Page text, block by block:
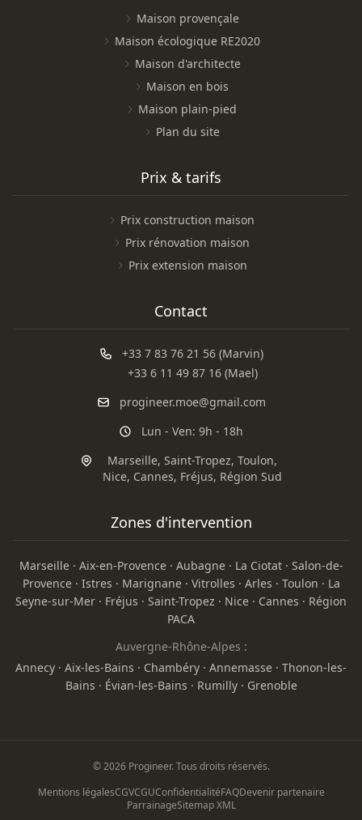
Maison provençale
Maison écologique RE2020
Maison d'architecte
Maison en bois
Maison plain-pied
Plan du site
Prix & tarifs
Prix construction maison
Prix rénovation maison
Prix extension maison
Contact
+33 7 83 76 21 56 (Marvin)
+33 6 11 49 87 16 (Mael)
progineer.moe@gmail.com
Lun - Ven: 9h - 18h
Marseille, Saint-Tropez, Toulon,
Nice, Cannes, Fréjus, Région Sud
Zones d'intervention
Marseille· Aix-en-Provence· Aubagne· La Ciotat· Salon-de-
Provence· Istres · Marignane· Vitrolles · Arles · Toulon · La
Seyne-sur-Mer · Fréjus · Saint-Tropez · Nice · Cannes · Région
PACA
Auvergne-Rhône-Alpes :
Annecy · Aix-les-Bains · Chambéry · Annemasse · Thonon-les-
Bains · Évian-les-Bains · Rumilly· Grenoble
© 2026 Progineer. Tous droits réservés.
Mentions légalesCGVCGUConfidentialitéFAQDevenir partenaire
ParrainageSitemap XML